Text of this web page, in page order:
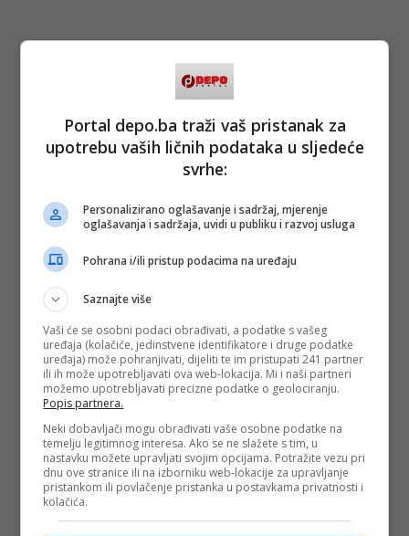
Portal depo.ba traži vaš pristanak za
upotrebu vaših ličnih podataka u sljedeće
svrhe:
Personalizirano oglašavanje i sadržaj, mjerenje
oglašavanja i sadržaja, uvidi u publiku i razvoj usluga
Pohrana i/ili pristup podacima na uređaju
Saznajte više
Vaši će se osobni podaci obrađivati, a podatke s vašeg
uređaja (kolačiće, jedinstvene identifikatore i druge podatke
uređaja) može pohranjivati, dijeliti te im pristupati 241 partner
ili ih može upotrebljavati ova web-lokacija. Mi i naši partneri
možemo upotrebljavati precizne podatke o geolociranju.
Popis partnera.
Neki dobavljači mogu obrađivati vaše osobne podatke na
temelju legitimnog interesa. Ako se ne slažete s tim, u
nastavku možete upravljati svojim opcijama. Potražite vezu pri
dnu ove stranice ili na izborniku web-lokacije za upravljanje
pristankom ili povlačenje pristanka u postavkama privatnosti i
kolačića.